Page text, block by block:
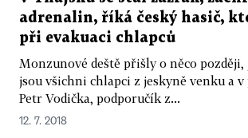
adrenalin, říká český hasič,
při evakuaci chlapců
Monzunové deště přišly o něco později,
jsou všichni chlapci z jeskyně venku a
Petr Vodička, podporučík z...
12. 7. 2018